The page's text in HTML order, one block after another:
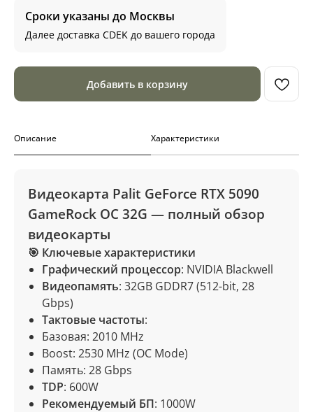
Сроки указаны до Москвы
Далее доставка CDEK до вашего города
Добавить в корзину
Описание Характеристики
Видеокарта Palit GeForce RTX 5090
GameRock OC 32G — полный обзор
видеокарты
🎯 Ключевые характеристики
Графический процессор: NVIDIA Blackwell
Видеопамять: 32GB GDDR7 (512-bit, 28
Gbps)
Тактовые частоты:
Базовая: 2010 MHz
Boost: 2530 MHz (OC Mode)
Память: 28 Gbps
TDP: 600W
Рекомендуемый БП: 1000W